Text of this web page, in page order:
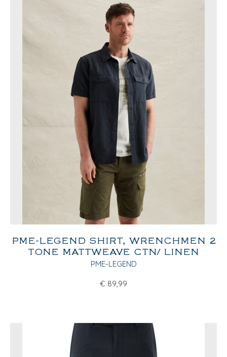
PME-LEGEND SHIRT, WRENCHMEN 2
TONE MATTWEAVE CTN/ LINEN
PME-LEGEND
€ 89,99